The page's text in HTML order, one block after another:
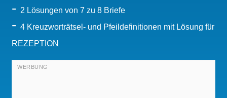
- 2 Lösungen von 7 zu 8 Briefe
- 4 Kreuzworträtsel- und Pfeildefinitionen mit Lösung für
REZEPTION